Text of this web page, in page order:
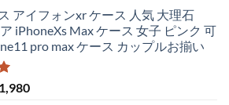
アイフォンxr ケース 人気 大理石
iPhoneXs Max ケース 女子 ピンク 可
pro max ケース カップルお揃い
現